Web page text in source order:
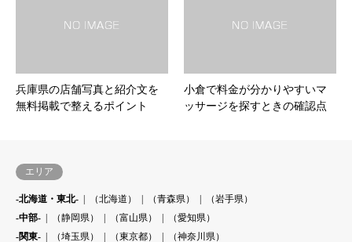
兵庫県の店舗写真と紹介文を
無料掲載で整えるポイント
小倉で料金が分かりやすいマ
ッサージを探すときの確認点
エリア
-北海道・東北- （北海道） （青森県）
（岩手県）
-中部-
（静岡県） （富山県）
（愛知県）
-関東-
（埼玉県） （東京都） （神奈川県）